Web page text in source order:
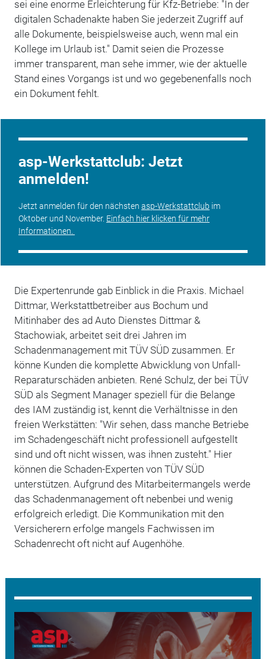
sei eine enorme Erleichterung für Kfz-Betriebe: "In der
digitalen Schadenakte haben Sie jederzeit Zugriff auf
alle Dokumente, beispielsweise auch, wenn mal ein
Kollege im Urlaub ist." Damit seien die Prozesse
immer transparent, man sehe immer, wie der aktuelle
Stand eines Vorgangs ist und wo gegebenenfalls noch
ein Dokument fehlt.
asp-Werkstattclub: Jetzt
anmelden!
Jetzt anmelden für den nächsten asp-Werkstattclub im
Oktober und November. Einfach hier klicken für mehr
Informationen.
Die Expertenrunde gab Einblick in die Praxis. Michael
Dittmar, Werkstattbetreiber aus Bochum und
Mitinhaber des ad Auto Dienstes Dittmar &
Stachowiak, arbeitet seit drei Jahren im
Schadenmanagement mit TÜV SÜD zusammen. Er
könne Kunden die komplette Abwicklung von Unfall-
Reparaturschäden anbieten. René Schulz, der bei TÜV
SÜD als Segment Manager speziell für die Belange
des IAM zuständig ist, kennt die Verhältnisse in den
freien Werkstätten: "Wir sehen, dass manche Betriebe
im Schadengeschäft nicht professionell aufgestellt
sind und oft nicht wissen, was ihnen zusteht." Hier
können die Schaden-Experten von TÜV SÜD
unterstützen. Aufgrund des Mitarbeitermangels werde
das Schadenmanagement oft nebenbei und wenig
erfolgreich erledigt. Die Kommunikation mit den
Versicherern erfolge mangels Fachwissen im
Schadenrecht oft nicht auf Augenhöhe.